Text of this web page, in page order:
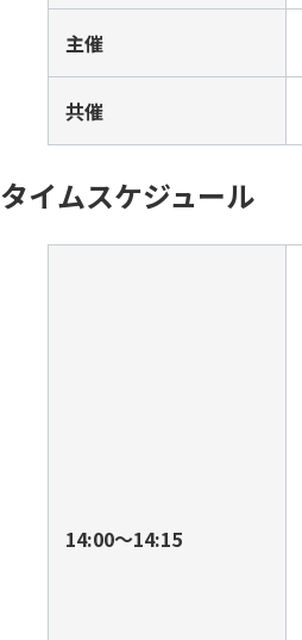
主催
共催
タイムスケジュール
14:00〜14:15